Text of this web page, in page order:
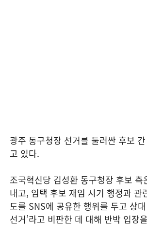
광주 동구청장 선거를 둘러싼 후보
고 있다.
조국혁신당 김성환 동구청장 후보
내고, 임택 후보 재임 시기 행정과 관
도를 SNS에 공유한 행위를 두고 상
선거’라고 비판한 데 대해 반박 입장